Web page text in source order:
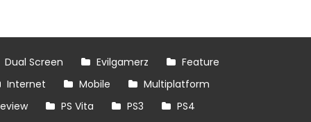
Dual Screen Evilgamerz
Feature
Internet Mobile
Multiplatform
PS Vita PS3
PS4